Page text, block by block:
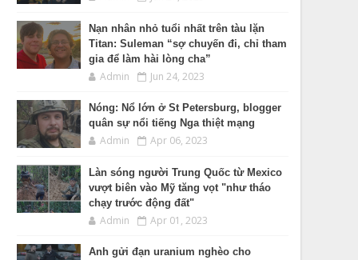
Nạn nhân nhỏ tuổi nhất trên tàu lặn
Titan: Suleman “sợ chuyến đi, chỉ tham
gia để làm hài lòng cha”
Admin Jun 24, 2023
Nóng: Nổ lớn ở St Petersburg, blogger
quân sự nổi tiếng Nga thiệt mạng
Admin Apr 06, 2023
Làn sóng người Trung Quốc từ Mexico
vượt biên vào Mỹ tăng vọt "như tháo
chạy trước động đất"
Admin Apr 01, 2023
Anh gửi đạn uranium nghèo cho